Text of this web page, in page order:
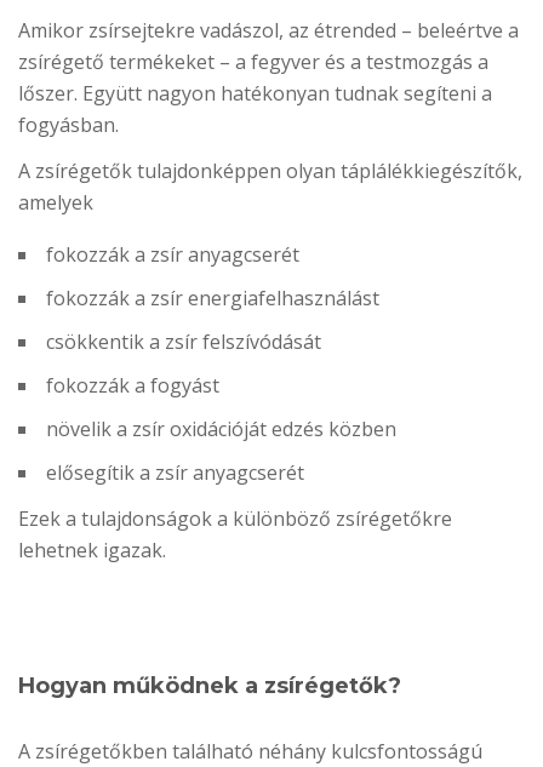
Amikor zsírsejtekre vadászol, az étrended – beleértve a
zsírégető termékeket – a fegyver és a testmozgás a
lőszer. Együtt nagyon hatékonyan tudnak segíteni a
fogyásban.
A zsírégetők tulajdonképpen olyan táplálékkiegészítők,
amelyek
fokozzák a zsír anyagcserét
fokozzák a zsír energiafelhasználást
csökkentik a zsír felszívódását
fokozzák a fogyást
növelik a zsír oxidációját edzés közben
elősegítik a zsír anyagcserét
Ezek a tulajdonságok a különböző zsírégetőkre
lehetnek igazak.
Hogyan működnek a zsírégetők?
A zsírégetőkben található néhány kulcsfontosságú